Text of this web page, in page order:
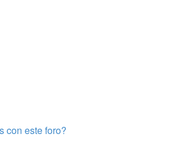
con este foro?